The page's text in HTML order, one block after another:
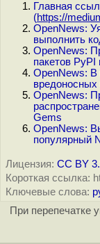
Главная
(https://
OpenNews:
выполнить
OpenNews:
пакетов
OpenNews: В
вредоносных
OpenNews:
Gems
OpenNews:
популярный
Лицензия: CC BY
Короткая ссылка:
Ключевые слова:
При перепечатке